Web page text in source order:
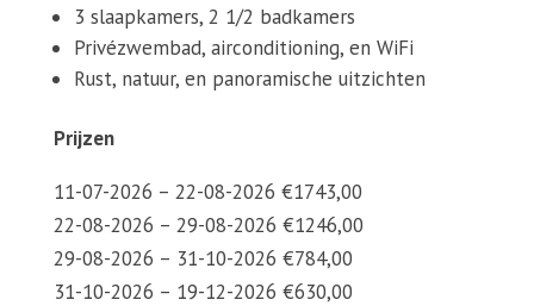
3 slaapkamers, 2 1/2 badkamers
Privézwembad, airconditioning, en WiFi
Rust, natuur, en panoramische uitzichten
Prijzen
11-07-2026 – 22-08-2026 €1743,00
22-08-2026 – 29-08-2026 €1246,00
29-08-2026 – 31-10-2026 €784,00
31-10-2026 – 19-12-2026 €630,00